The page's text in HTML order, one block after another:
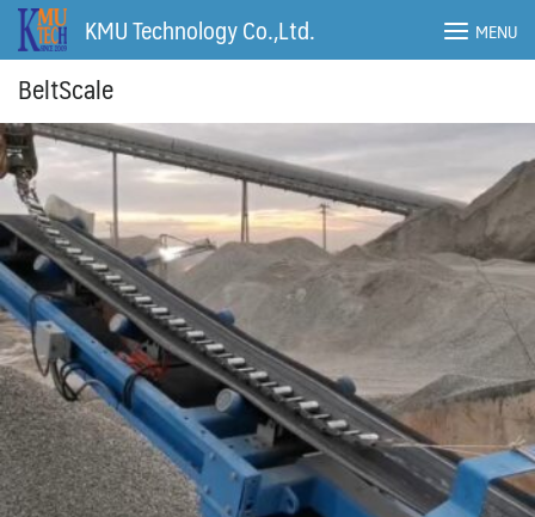
Skip
KMU Technology Co.,Ltd. MENU
BeltScale